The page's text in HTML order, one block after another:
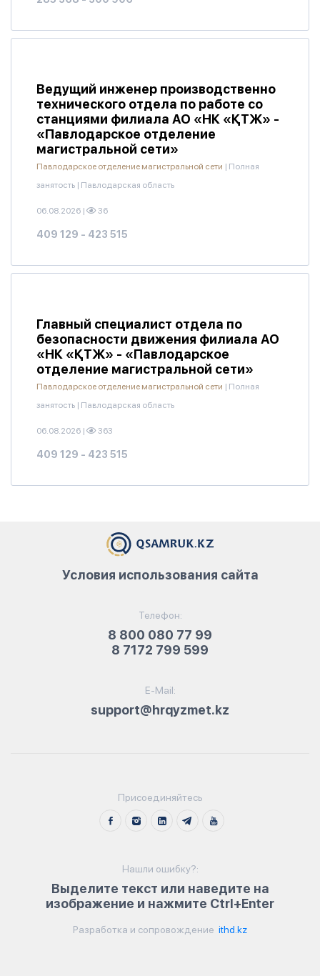
Ведущий инженер производственно
технического отдела по работе со
станциями филиала АО «НК «ҚТЖ» -
«Павлодарское отделение
магистральной сети»
Павлодарское отделение магистральной сети | Полная
занятость | Павлодарская область
06.08.2026 | 36
409 129 - 423 515
Главный специалист отдела по
безопасности движения филиала АО
«НК «ҚТЖ» - «Павлодарское
отделение магистральной сети»
Павлодарское отделение магистральной сети | Полная
занятость | Павлодарская область
06.08.2026 | 363
409 129 - 423 515
Телефон:
8 800 080 77 99
8 7172 799 599
E-Mail:
support@hrqyzmet.kz
Условия использования сайта
Присоединяйтесь
Нашли ошибку?:
Выделите текст или наведите на
изображение и нажмите Ctrl+Enter
Разработка и сопровождение ithd.kz